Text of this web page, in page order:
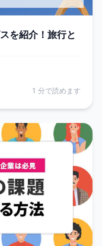
を紹介！旅行と
1 分で読めます